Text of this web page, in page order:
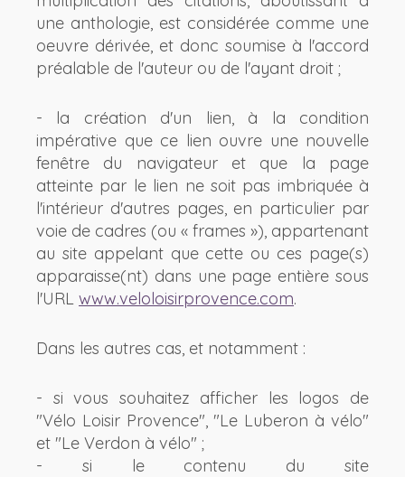
une anthologie, est considérée comme une
oeuvre dérivée, et donc soumise à l'accord
préalable de l'auteur ou de l'ayant droit ;
- la création d'un lien, à la condition
impérative que ce lien ouvre une nouvelle
fenêtre du navigateur et que la page
atteinte par le lien ne soit pas imbriquée à
l'intérieur d'autres pages, en particulier par
voie de cadres (ou « frames »), appartenant
au site appelant que cette ou ces page(s)
apparaisse(nt) dans une page entière sous
l'URL www.veloloisirprovence.com.
Dans les autres cas, et notamment :
- si vous souhaitez afficher les logos de
"Vélo Loisir Provence", "Le Luberon à vélo"
et "Le Verdon à vélo" ;
- si le contenu du site